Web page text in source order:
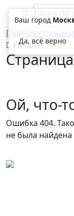
Главная
Каталог
Ой, что-
Ошибка 404.
не была найдена
Ваш город
Да, всё верно